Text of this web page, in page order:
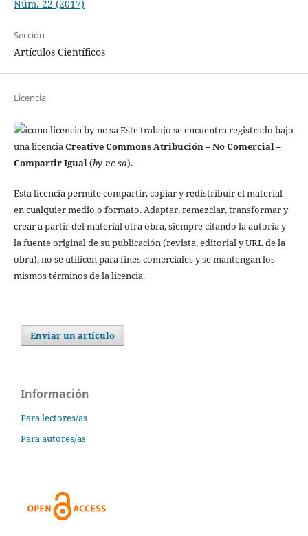
Núm. 22 (2017)
Sección
Artículos Científicos
Licencia
Este trabajo se encuentra registrado bajo
una licenciaCreative Commons Atribución – No Comercial –
Compartir Igual(by-nc-sa).
Esta licencia permite compartir, copiar y redistribuir el material
en cualquier medio o formato. Adaptar, remezclar, transformar y
crear a partir del material otra obra, siempre citando la autoría y
la fuente original de su publicación (revista, editorial y URL de la
obra), no se utilicen para fines comerciales y se mantengan los
mismos términos de la licencia.
Enviar un artículo
Información
Para lectores/as
Para autores/as